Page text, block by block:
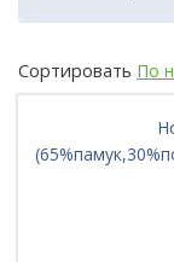
Сортировать По